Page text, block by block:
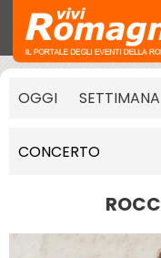
OGGI SETTIMANA
CONCERTO